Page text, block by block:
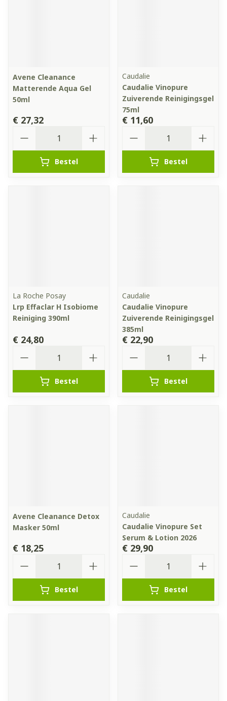
Avene Cleanance
Matterende Aqua Gel
50ml
€ 27,32
Bestel
Caudalie
Caudalie Vinopure
Zuiverende Reinigingsgel
75ml
€ 11,60
Bestel
La Roche Posay
Lrp Effaclar H Isobiome
Reiniging 390ml
€ 24,80
Bestel
Caudalie
Caudalie Vinopure
Zuiverende Reinigingsgel
385ml
€ 22,90
Bestel
Avene Cleanance Detox
Masker 50ml
€ 18,25
Bestel
Caudalie
Caudalie Vinopure Set
Serum & Lotion 2026
€ 29,90
Bestel